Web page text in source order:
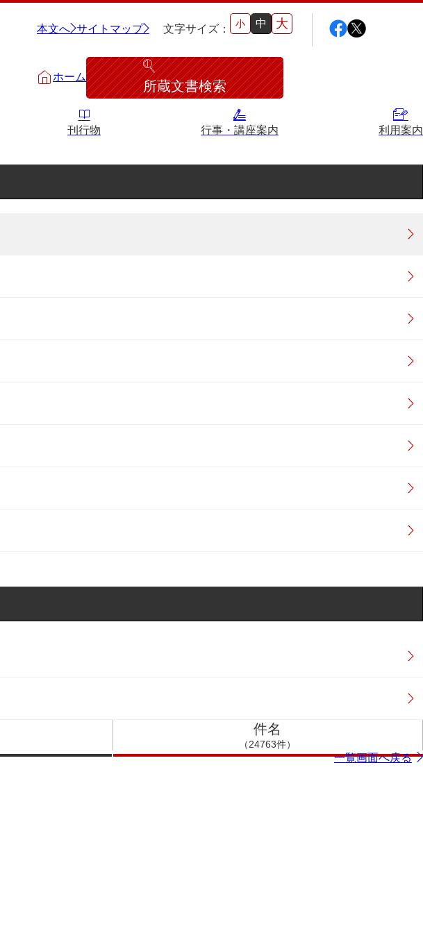
本文へ サイトマップ 文字サイズ： 小 中 大
ホーム
所蔵文書検索
刊行物 行事・講座案内 利用案内
件名
（24763件）
一覧画面へ戻る